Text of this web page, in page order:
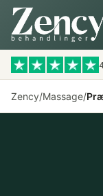
Zency/Massage/